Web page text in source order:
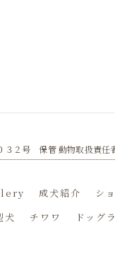
３２号 保管 動物取扱責
成犬紹介 シ
犬 チワワ ドッグ